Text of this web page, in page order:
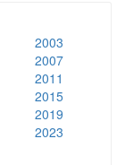
2003
2007
2011
2015
2019
2023